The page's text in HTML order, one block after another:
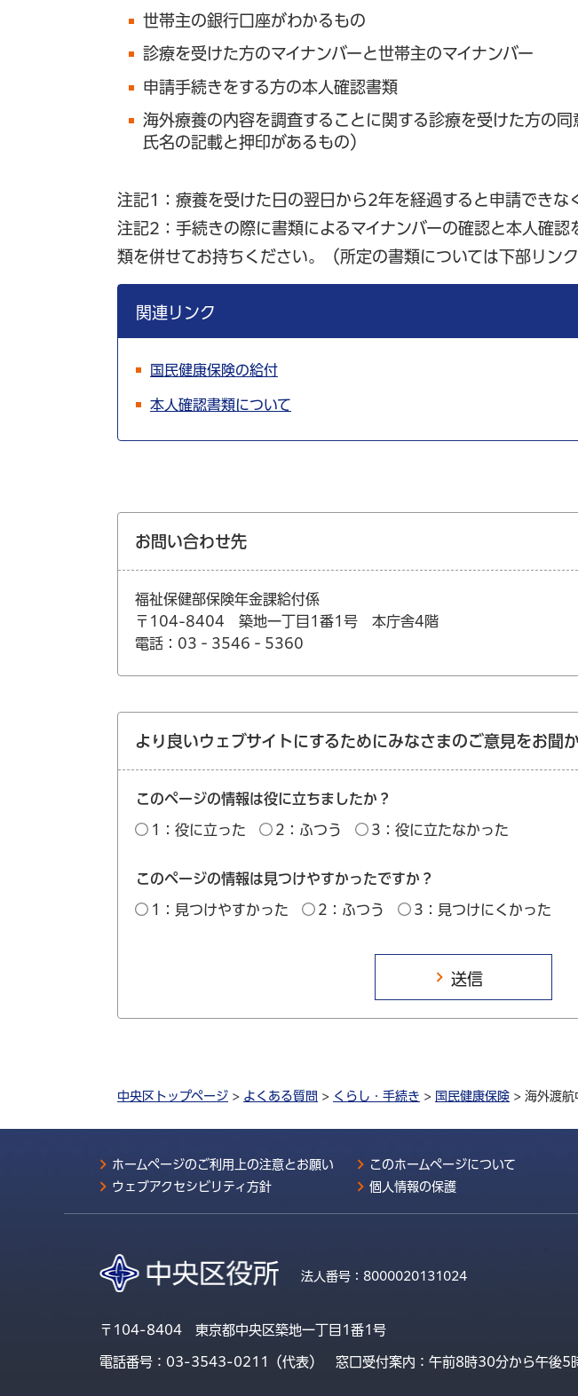
世帯主の銀行口座がわかるもの
診療を受けた方のマイナンバーと世帯主のマイナンバー
申請手続きをする方の本人確認書類
海外療養の内容を調査することに関する診療を受けた方の同
氏名の記載と押印があるもの）
注記1：療養を受けた日の翌日から2年を経過すると申請できな
注記2：手続きの際に書類によるマイナンバーの確認と本人確
類を併せてお持ちください。（所定の書類については下部リン
関連リンク
国民健康保険の給付
本人確認書類について
お問い合わせ先
福祉保健部保険年金課給付係
〒104-8404 築地一丁目1番1号 本庁舎4階
電話：03‐3546‐5360
より良いウェブサイトにするためにみなさまのご意見をお聞
このページの情報は役に立ちましたか？
1：役に立った 2：ふつう 3：役に立たなかった
このページの情報は見つけやすかったですか？
1：見つけやすかった 2：ふつう 3：見つけにくかった
中央区トップページ > よくある質問 > くらし・手続き > 国民健康保険 > 海外渡航
ホームページのご利用上の注意とお願い このホームページについて
ウェブアクセシビリティ方針
個人情報の保護
法人番号： 8000020131024
〒104-8404 東京都中央区築地一丁目1番1号
電話番号：03-3543-0211（代表） 窓口受付案内：午前8時30分から午後5